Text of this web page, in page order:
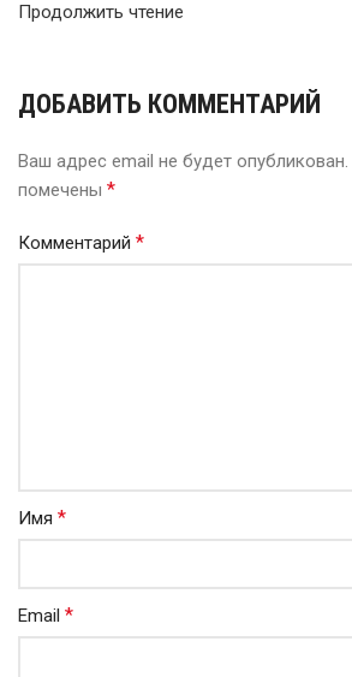
Продолжить чтение
ДОБАВИТЬ КОММЕНТАРИЙ
Ваш адрес email не будет опубликован.
помечены *
Комментарий *
Имя *
Email *